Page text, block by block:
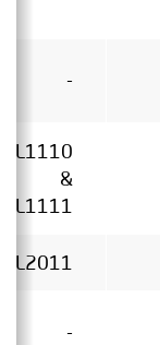
-
&
-